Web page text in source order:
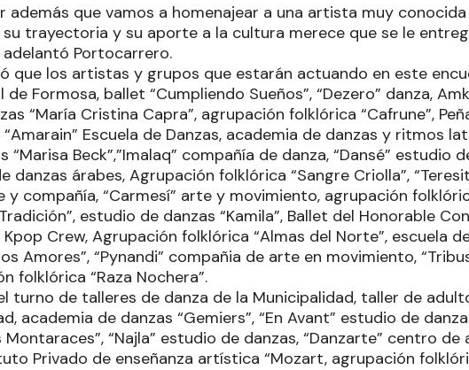
además que vamos a homenajear a una artista muy
su trayectoria y su aporte a la cultura merece que se le
Portocarrero.
que los artistas y grupos que estarán actuando en este
Formosa, ballet “Cumpliendo Sueños”, “Dezero” danza,
“María Cristina Capra”, agrupación folklórica “Cafrune”,
“Amarain” Escuela de Danzas, academia de danzas y ritmos
Beck”,”Imalaq” compañía de danza, “Dansé” estudio
danzas árabes, Agrupación folklórica “Sangre Criolla”,
compañía, “Carmesí” arte y movimiento, agrupación
estudio de danzas “Kamila”, Ballet del Honorable
Crew, Agrupación folklórica “Almas del Norte”, escuela
Amores”, “Pynandi” compañia de arte en movimiento,
folklórica “Raza Nochera”.
turno de talleres de danza de la Municipalidad, taller de
academia de danzas “Gemiers”, “En Avant” estudio de
“Najla” estudio de danzas, “Danzarte” centro de
Privado de enseñanza artística “Mozart, agrupación